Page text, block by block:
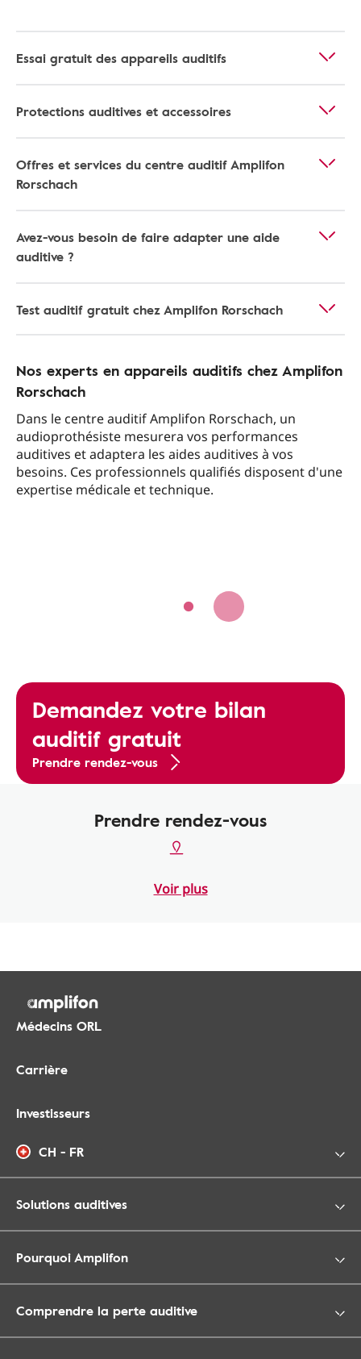
Essai gratuit des appareils auditifs
Protections auditives et accessoires
Offres et services du centre auditif Amplifon
Rorschach
Avez-vous besoin de faire adapter une aide
auditive ?
Test auditif gratuit chez Amplifon Rorschach
Nos experts en appareils auditifs chez Amplifon
Rorschach
Dans le centre auditif Amplifon Rorschach, un
audioprothésiste mesurera vos performances
auditives et adaptera les aides auditives à vos
besoins. Ces professionnels qualifiés disposent d'une
expertise médicale et technique.
Demandez votre bilan
auditif gratuit
Prendre rendez-vous
Prendre rendez-vous
Voir plus
Médecins ORL
Carrière
Investisseurs
CH - FR
Solutions auditives
Pourquoi Amplifon
Comprendre la perte auditive